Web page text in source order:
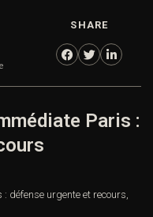
SHARE
Paris :
défense urgente et recours,